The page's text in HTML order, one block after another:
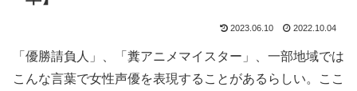
2023.06.10 2022.10.04
「優勝請負人」、「糞アニメマイスター」、一部地域では
こんな言葉で女性声優を表現することがあるらしい。ここ